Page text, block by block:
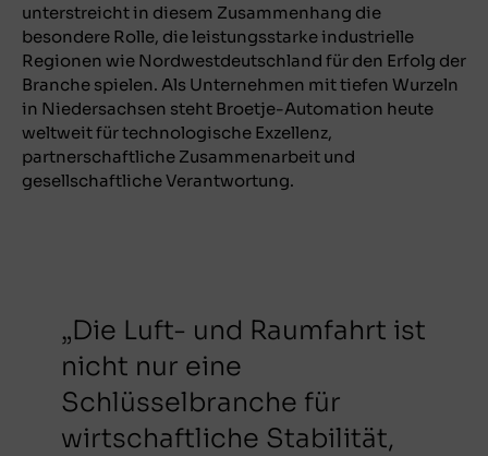
unterstreicht in diesem Zusammenhang die
besondere Rolle, die leistungsstarke industrielle
Regionen wie Nordwestdeutschland für den Erfolg der
Branche spielen. Als Unternehmen mit tiefen Wurzeln
in Niedersachsen steht Broetje-Automation heute
weltweit für technologische Exzellenz,
partnerschaftliche Zusammenarbeit und
gesellschaftliche Verantwortung.
„Die Luft- und Raumfahrt ist
nicht nur eine
Schlüsselbranche für
wirtschaftliche Stabilität,